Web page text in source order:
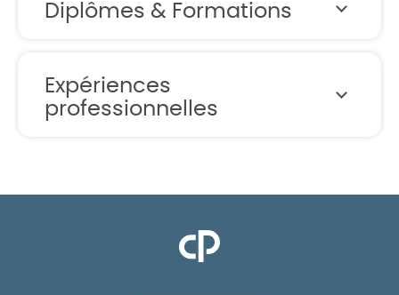
Diplômes & Formations
Expériences
professionnelles
Clinique Pasteur